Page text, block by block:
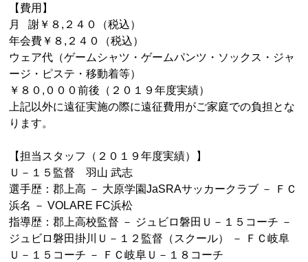
【費用】
月 謝￥８,２４０（税込）
年会費￥８,２４０（税込）
ウェア代（ゲームシャツ・ゲームパンツ・ソックス・ジャ
ージ・ピステ・移動着等）
￥８０,０００前後（２０１９年度実績）
上記以外に遠征実施の際に遠征費用がご家庭での負担とな
ります。
【担当スタッフ（２０１９年度実績）】
Ｕ－１５監督 羽山 武志
選手歴：郡上高 － 大原学園JaSRAサッカークラブ － ＦＣ
浜名 － VOLARE FC浜松
指導歴：郡上高校監督 － ジュビロ磐田Ｕ－１５コーチ －
ジュビロ磐田掛川Ｕ－１２監督（スクール） － ＦＣ岐阜
Ｕ－１５コーチ － ＦＣ岐阜Ｕ－１８コーチ